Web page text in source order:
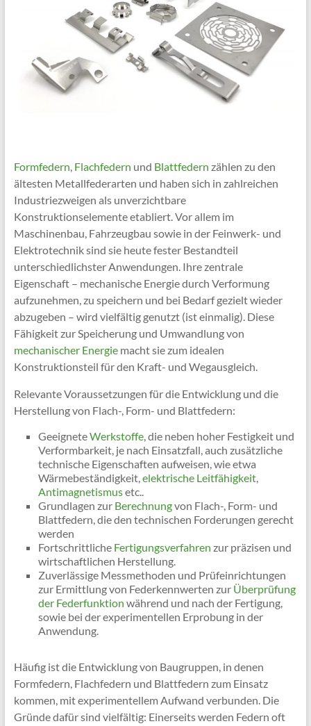
Formfedern, Flachfedern und Blattfedern zählen zu den
ältesten Metallfederarten und haben sich in zahlreichen
Industriezweigen als unverzichtbare
Konstruktionselemente etabliert. Vor allem im
Maschinenbau, Fahrzeugbau sowie in der Feinwerk- und
Elektrotechnik sind sie heute fester Bestandteil
unterschiedlichster Anwendungen. Ihre zentrale
Eigenschaft – mechanische Energie durch Verformung
aufzunehmen, zu speichern und bei Bedarf gezielt wieder
abzugeben – wird vielfältig genutzt (ist einmalig). Diese
Fähigkeit zur Speicherung und Umwandlung von
mechanischer Energiemacht sie zum idealen
Konstruktionsteil für den Kraft- und Wegausgleich.
Relevante Voraussetzungen für die Entwicklung und die
Herstellung von Flach-, Form- und Blattfedern:
GeeigneteWerkstoffe, die neben hoher Festigkeit und
Verformbarkeit, je nach Einsatzfall, auch zusätzliche
technische Eigenschaften aufweisen, wie etwa
Wärmebeständigkeit,elektrische Leitfähigkeit,
Antimagnetismusetc..
Grundlagen zur Berechnungvon Flach-, Form- und
Blattfedern, die den technischen Forderungen gerecht
werden
Fortschrittliche Fertigungsverfahren zur präzisen und
wirtschaftlichen Herstellung.
Zuverlässige Messmethoden und Prüfeinrichtungen
zur Ermittlung von Federkennwerten zur Überprüfung
der Federfunktion während und nach der Fertigung,
sowie bei der experimentellen Erprobung in der
Anwendung.
Häufig ist die Entwicklung von Baugruppen, in denen
Formfedern, Flachfedern und Blattfedern zum Einsatz
kommen, mit experimentellem Aufwand verbunden. Die
Gründe dafür sind vielfältig: Einerseits werden Federn oft